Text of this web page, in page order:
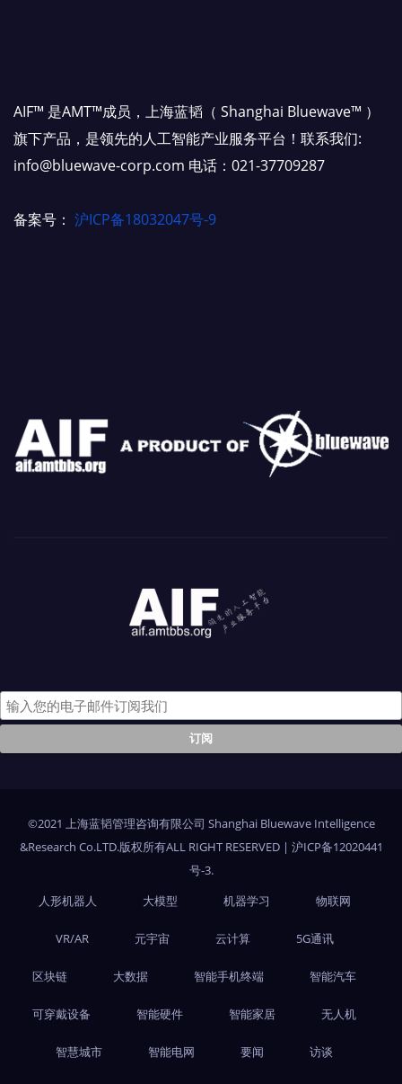
AIF™ 是AMT™成员，上海蓝韬（ Shanghai Bluewave™ ）
旗下产品，是领先的人工智能产业服务平台！联系我们:
info@bluewave-corp.com 电话：021-37709287
备案号： 沪ICP备18032047号-9
©2021 上海蓝韬管理咨询有限公司 Shanghai Bluewave Intelligence
&Research Co.LTD.版权所有ALL RIGHT RESERVED | 沪ICP备12020441
号-3.
人形机器人
大模型 机器学习 物联网
VR/AR 元宇宙 云计算 5G通讯
区块链 大数据 智能手机终端 智能汽车
可穿戴设备 智能硬件 智能家居 无人机
智慧城市 智能电网 要闻 访谈